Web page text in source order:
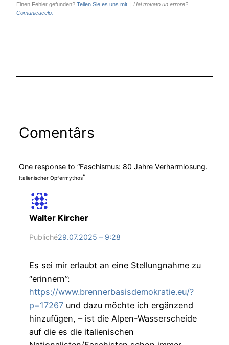
Einen Fehler gefunden? Teilen Sie es uns mit.
Hai trovato un errore?
Comunicacelo.
Comentârs
One response to “Faschismus: 80 Jahre Verharmlosung.
Italienischer Opfermythos”
Walter Kircher
Publiché29.07.2025 – 9:28
Es sei mir erlaubt an eine Stellungnahme zu
“erinnern”:
https://www.brennerbasisdemokratie.eu/?
p=17267und dazu möchte ich ergänzend
hinzufügen, – ist die Alpen-Wasserscheide
auf die es die italienischen